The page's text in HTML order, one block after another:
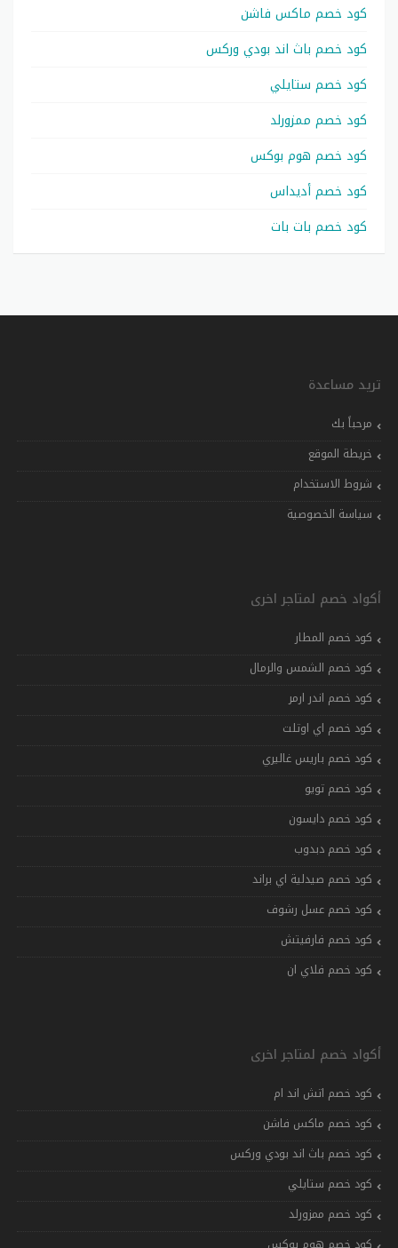
كود خصم ماكس فاشن
كود خصم باث اند بودي وركس
كود خصم ستايلي
كود خصم ممزورلد
كود خصم هوم بوكس
كود خصم أديداس
كود خصم بات بات
تريد مساعدة
مرحباً بك
خريطة الموقع
شروط الاستخدام
سياسة الخصوصية
أكواد خصم لمتاجر اخرى
كود خصم المطار
كود خصم الشمس والرمال
كود خصم اندر ارمر
كود خصم اي اوتلت
كود خصم باريس غاليري
كود خصم تويو
كود خصم دايسون
كود خصم دبدوب
كود خصم صيدلية اي براند
كود خصم عسل رشوف
كود خصم فارفيتش
كود خصم فلاي ان
أكواد خصم لمتاجر اخرى
كود خصم اتش اند ام
كود خصم ماكس فاشن
كود خصم باث اند بودي وركس
كود خصم ستايلي
كود خصم ممزورلد